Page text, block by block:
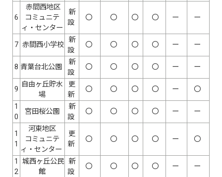
6
赤間西地区
コミュニテ
ィ・センター
新
設
〇 〇 〇 〇 ー ー
7 赤間西小学校
新
設
〇 〇 〇 〇 ー ー
8 青葉台北公園
新
設
〇 〇 〇 〇 ー ー
9
自由ヶ丘貯水
場
更
新
〇 〇 〇 〇 ー 〇
1
0
宮田桜公園
新
設
〇 〇 〇 〇 ー ー
1
1
河東地区
コミュニテ
ィ・センター
更
新
〇 〇 〇 〇 ー 〇
1
2
城西ヶ丘公民
館
新
設
〇 〇 〇 〇 ー ー